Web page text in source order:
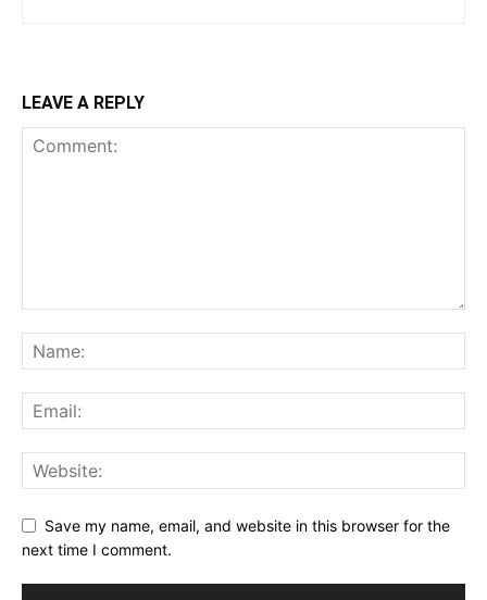
LEAVE A REPLY
Save my name, email, and website in this browser for the
next time I comment.